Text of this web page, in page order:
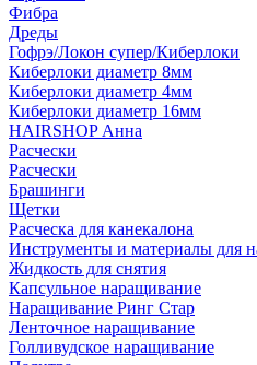
Фибра
Дреды
Гофрэ/Локон супер/Киберлоки
Киберлоки диаметр 8мм
Киберлоки диаметр 4мм
Киберлоки диаметр 16мм
HAIRSHOP Анна
Расчески
Расчески
Брашинги
Щетки
Расческа для канекалона
Инструменты и материалы для
Жидкость для снятия
Капсульное наращивание
Наращивание Ринг Стар
Ленточное наращивание
Голливудское наращивание